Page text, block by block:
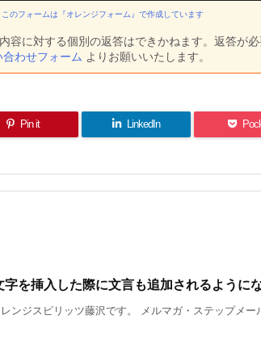
このフォームは『オレンジフォーム』で作成しています
容に対する個別の返答はできかねます。返答が
合わせフォーム よりお願いいたします。
Pin it LinkedIn
字を挿入した際に文言も追加されるように
ンジスピリッツ藤沢です。 メルマガ・ステップメ